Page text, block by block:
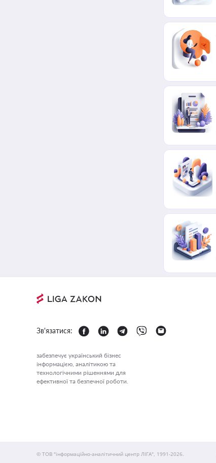
Зв'язатися:
забезпечує український бізнес
інформацією, аналітикою та
технологічними рішеннями для
ефективної та безпечної роботи.
© ТОВ "інформаційно-аналітичний центр ЛІГА", 1991-2026.